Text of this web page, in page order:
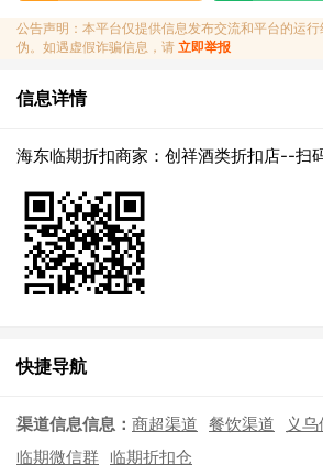
公告声明：本平台仅提供信息发布交流和平台的运
伪。如遇虚假诈骗信息，请 立即举报
信息详情
海东临期折扣商家：创祥酒类折扣店--扫
快捷导航
渠道信息信息： 商超渠道 餐饮渠道
义
临期微信群 临期折扣仓